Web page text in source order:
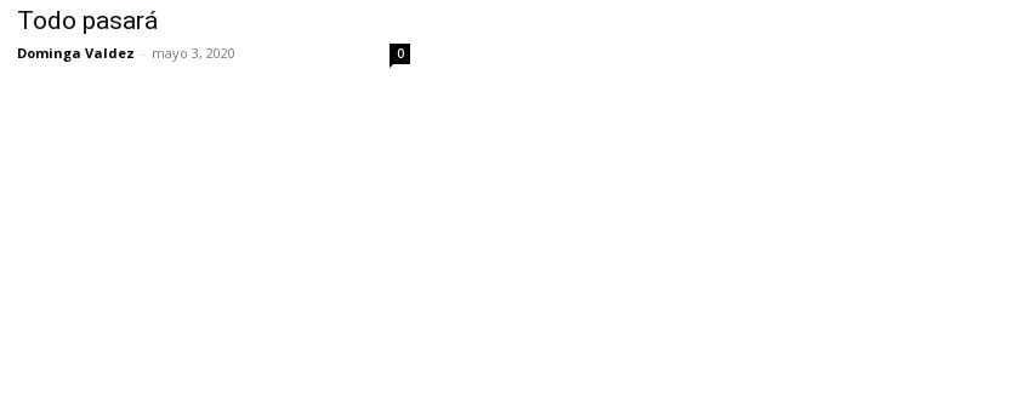
Todo pasará
Dominga Valdez - mayo 3, 2020 0